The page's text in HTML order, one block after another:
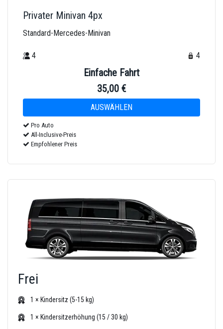
Privater Minivan 4px
Standard-Mercedes-Minivan
4 4
Einfache Fahrt
35,00 €
Pro Auto
All-Inclusive-Preis
Empfohlener Preis
Frei
1 × Kindersitz (5-15 kg)
1 × Kindersitzerhöhung (15 / 30 kg)